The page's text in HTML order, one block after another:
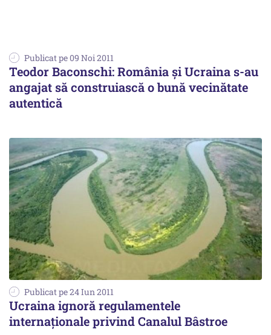
Publicat pe 09 Noi 2011
Teodor Baconschi: România şi Ucraina s-au
angajat să construiască o bună vecinătate
autentică
Publicat pe 24 Iun 2011
Ucraina ignoră regulamentele
internaţionale privind Canalul Bâstroe